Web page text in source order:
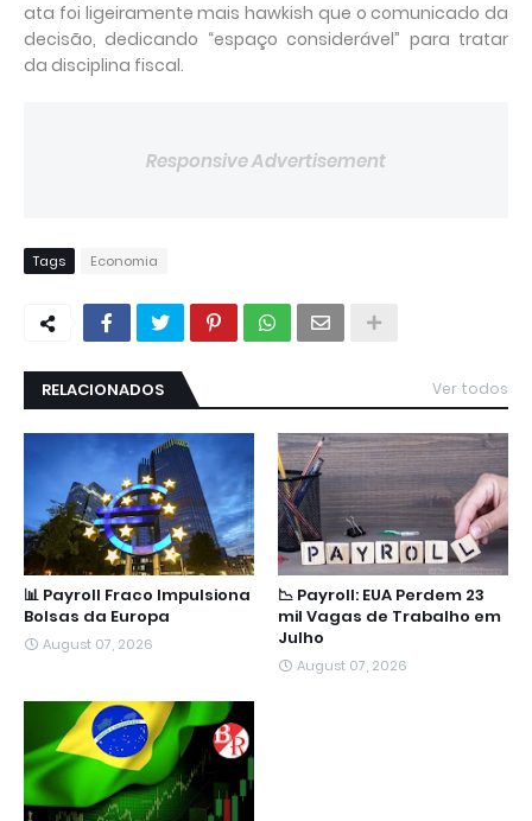
ata foi ligeiramente mais hawkish que o comunicado da
decisão, dedicando “espaço considerável” para tratar
da disciplina fiscal.
Responsive Advertisement
Tags Economia
RELACIONADOS Ver todos
📊 Payroll Fraco Impulsiona
Bolsas da Europa
August 07, 2026
📉 Payroll: EUA Perdem 23
mil Vagas de Trabalho em
Julho
August 07, 2026